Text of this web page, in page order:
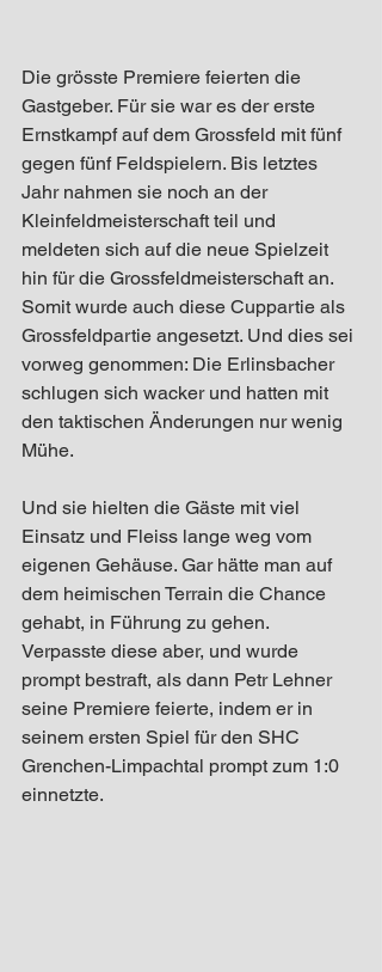
Die grösste Premiere feierten die
Gastgeber. Für sie war es der erste
Ernstkampf auf dem Grossfeld mit fünf
gegen fünf Feldspielern. Bis letztes
Jahr nahmen sie noch an der
Kleinfeldmeisterschaft teil und
meldeten sich auf die neue Spielzeit
hin für die Grossfeldmeisterschaft an.
Somit wurde auch diese Cuppartie als
Grossfeldpartie angesetzt. Und dies sei
vorweg genommen: Die Erlinsbacher
schlugen sich wacker und hatten mit
den taktischen Änderungen nur wenig
Mühe.
Und sie hielten die Gäste mit viel
Einsatz und Fleiss lange weg vom
eigenen Gehäuse. Gar hätte man auf
dem heimischen Terrain die Chance
gehabt, in Führung zu gehen.
Verpasste diese aber, und wurde
prompt bestraft, als dann Petr Lehner
seine Premiere feierte, indem er in
seinem ersten Spiel für den SHC
Grenchen-Limpachtal prompt zum 1:0
einnetzte.